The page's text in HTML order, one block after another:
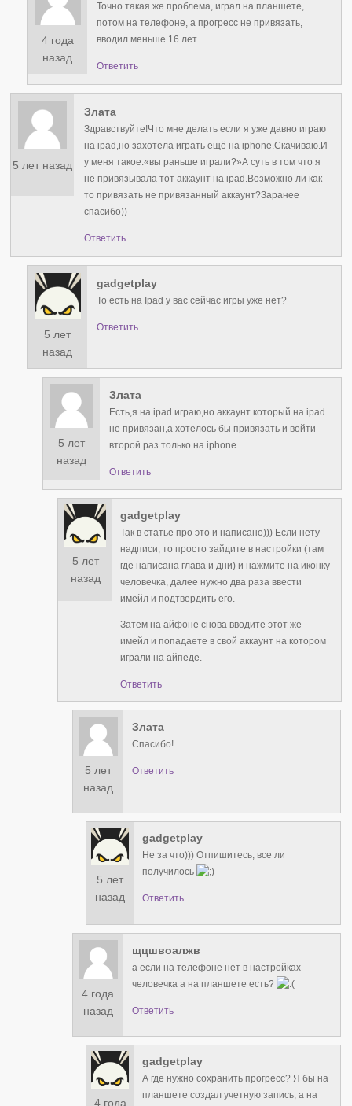
4 года
назад
Точно такая же проблема, играл на планшете,
потом на телефоне, а прогресс не привязать,
вводил меньше 16 лет
Ответить
5 лет назад
Злата
Здравствуйте!Что мне делать если я уже давно играю
на ipad,но захотела играть ещё на iphone.Скачиваю.И
у меня такое:«вы раньше играли?»А суть в том что я
не привязывала тот аккаунт на ipad.Возможно ли как-
то привязать не привязанный аккаунт?Заранее
спасибо))
Ответить
5 лет
назад
gadgetplay
То есть на Ipad у вас сейчас игры уже нет?
Ответить
5 лет
назад
Злата
Есть,я на ipad играю,но аккаунт который на ipad
не привязан,а хотелось бы привязать и войти
второй раз только на iphone
Ответить
5 лет
назад
gadgetplay
Так в статье про это и написано))) Если нету
надписи, то просто зайдите в настройки (там
где написана глава и дни) и нажмите на иконку
человечка, далее нужно два раза ввести
имейл и подтвердить его.
Затем на айфоне снова вводите этот же
имейл и попадаете в свой аккаунт на котором
играли на айпеде.
Ответить
5 лет
назад
Злата
Спасибо!
Ответить
5 лет
назад
gadgetplay
Не за что))) Отпишитесь, все ли
получилось
Ответить
4 года
назад
щцшвоалжв
а если на телефоне нет в настройках
человечка а на планшете есть?
Ответить
4 года
gadgetplay
А где нужно сохранить прогресс? Я бы на
планшете создал учетную запись, а на